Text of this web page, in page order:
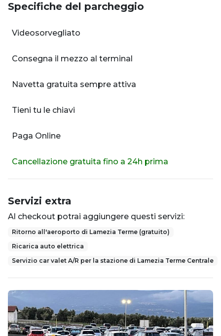
Specifiche del parcheggio
Videosorvegliato
Consegna il mezzo al terminal
Navetta gratuita sempre attiva
Tieni tu le chiavi
Paga Online
Cancellazione gratuita fino a 24h prima
Servizi extra
Al checkout potrai aggiungere questi servizi:
Ritorno all'aeroporto di Lamezia Terme (gratuito)
Ricarica auto elettrica
Servizio car valet A/R per la stazione di Lamezia Terme Centrale